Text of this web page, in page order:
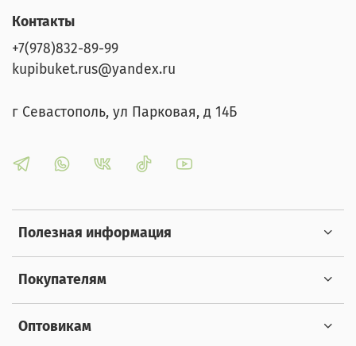
Полезная информация
Покупателям
Оптовикам
Контакты
+7(978)832-89-99
kupibuket.rus@yandex.ru
г Севастополь, ул Парковая, д 14Б